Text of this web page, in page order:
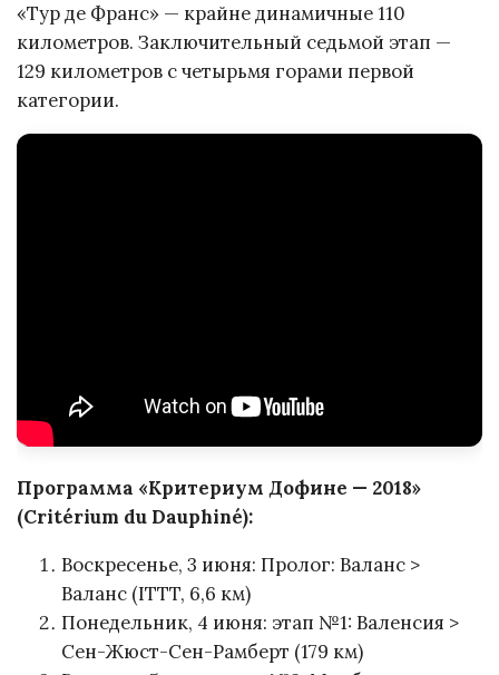
«Тур де Франс» — крайне динамичные 110
километров. Заключительный седьмой этап —
129 километров с четырьмя горами первой
категории.
Программа «Критериум Дофине — 2018»
(Critérium du Dauphiné):
Воскресенье, 3 июня: Пролог: Валанс >
Валанс (ITTT, 6,6 км)
Понедельник, 4 июня: этап №1: Валенсия >
Сен-Жюст-Сен-Рамберт (179 км)